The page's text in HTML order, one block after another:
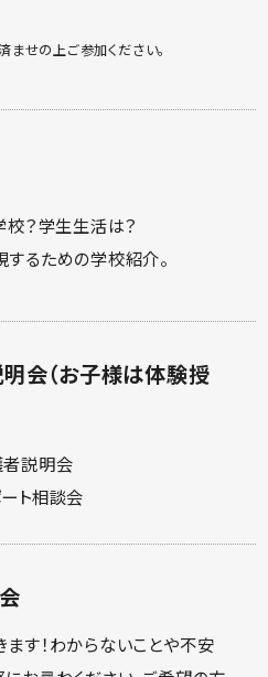
せの上ご参加ください。
？学生生活は？
るための学校紹介。
会（お子様は体験授
者説明会
ト相談会
す！わからないことや不安